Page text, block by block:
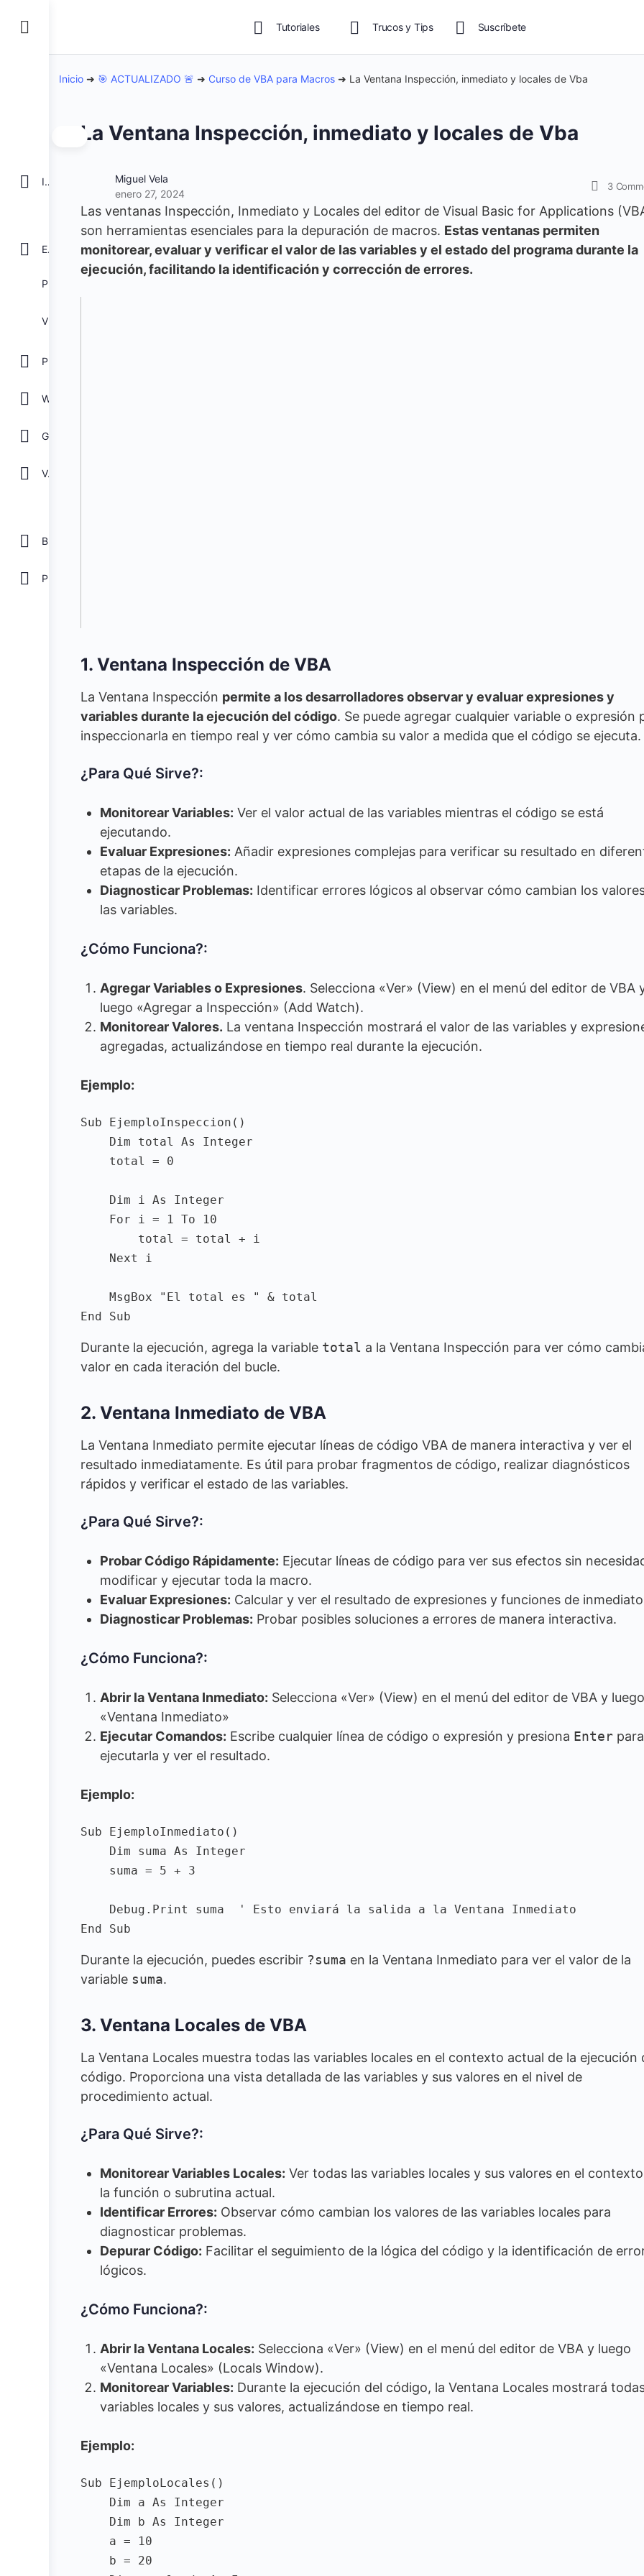
INICIO
EXCEL
VBA para Macros
GOOGLE
Ver todos
Biblioteca
Tutoriales Trucos y Tips Suscríbete
Inicio ➜ 🎯 ACTUALIZADO 🚨 ➜ Curso de VBA para Macros ➜ La Ventana Inspección, inmediato y locales de Vba
La Ventana Inspección, inmediato y locales de Vba
Miguel Vela
enero 27, 2024
3
Las ventanas Inspección, Inmediato y Locales del editor de Visual Basic for Applications
son herramientas esenciales para la depuración de macros. Estas ventanas permiten
monitorear, evaluar y verificar el valor de las variables y el estado del programa durante la
ejecución, facilitando la identificación y corrección de errores.
1. Ventana Inspección de VBA
La Ventana Inspección permite a los desarrolladores observar y evaluar expresiones y
variables durante la ejecución del código. Se puede agregar cualquier variable o expresión
inspeccionarla en tiempo real y ver cómo cambia su valor a medida que el código se ejecuta.
¿Para Qué Sirve?:
Monitorear Variables: Ver el valor actual de las variables mientras el código se está
ejecutando.
Evaluar Expresiones: Añadir expresiones complejas para verificar su resultado en
etapas de la ejecución.
Diagnosticar Problemas: Identificar errores lógicos al observar cómo cambian los
las variables.
¿Cómo Funciona?:
Agregar Variables o Expresiones. Selecciona «Ver» (View) en el menú del editor de VBA
luego «Agregar a Inspección» (Add Watch).
Monitorear Valores. La ventana Inspección mostrará el valor de las variables y
agregadas, actualizándose en tiempo real durante la ejecución.
Ejemplo:
Sub EjemploInspeccion()
    Dim total As Integer
    total = 0
    Dim i As Integer
    For i = 1 To 10
        total = total + i
    Next i
    MsgBox "El total es " & total
Durante la ejecución, agrega la variable total a la Ventana Inspección para ver cómo
valor en cada iteración del bucle.
2. Ventana Inmediato de VBA
La Ventana Inmediato permite ejecutar líneas de código VBA de manera interactiva y ver el
resultado inmediatamente. Es útil para probar fragmentos de código, realizar diagnósticos
rápidos y verificar el estado de las variables.
¿Para Qué Sirve?:
Probar Código Rápidamente: Ejecutar líneas de código para ver sus efectos sin
modificar y ejecutar toda la macro.
Evaluar Expresiones: Calcular y ver el resultado de expresiones y funciones de
Diagnosticar Problemas: Probar posibles soluciones a errores de manera interactiva.
¿Cómo Funciona?:
Abrir la Ventana Inmediato: Selecciona «Ver» (View) en el menú del editor de VBA y luego
«Ventana Inmediato»
Ejecutar Comandos: Escribe cualquier línea de código o expresión y presiona Enter para
ejecutarla y ver el resultado.
Ejemplo:
Sub EjemploInmediato()
    Dim suma As Integer
    suma = 5 + 3
    Debug.Print suma  ' Esto enviará la salida a la Ventana Inmediato
Durante la ejecución, puedes escribir ?suma en la Ventana Inmediato para ver el valor de la
variable suma.
3. Ventana Locales de VBA
La Ventana Locales muestra todas las variables locales en el contexto actual de la ejecución
código. Proporciona una vista detallada de las variables y sus valores en el nivel de
procedimiento actual.
¿Para Qué Sirve?:
Monitorear Variables Locales: Ver todas las variables locales y sus valores en el
la función o subrutina actual.
Identificar Errores: Observar cómo cambian los valores de las variables locales para
diagnosticar problemas.
Depurar Código: Facilitar el seguimiento de la lógica del código y la identificación de
lógicos.
¿Cómo Funciona?:
Abrir la Ventana Locales: Selecciona «Ver» (View) en el menú del editor de VBA y luego
«Ventana Locales» (Locals Window).
Monitorear Variables: Durante la ejecución del código, la Ventana Locales mostrará
variables locales y sus valores, actualizándose en tiempo real.
Ejemplo:
Sub EjemploLocales()
    Dim a As Integer
    Dim b As Integer
    a = 10
    b = 20